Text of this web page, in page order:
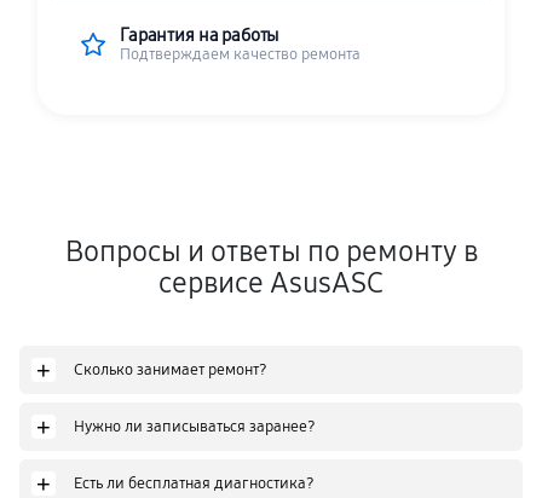
Гарантия на работы
Подтверждаем качество ремонта
Вопросы и ответы по ремонту в
сервисе AsusASC
+ Сколько занимает ремонт?
+ Нужно ли записываться заранее?
+ Есть ли бесплатная диагностика?